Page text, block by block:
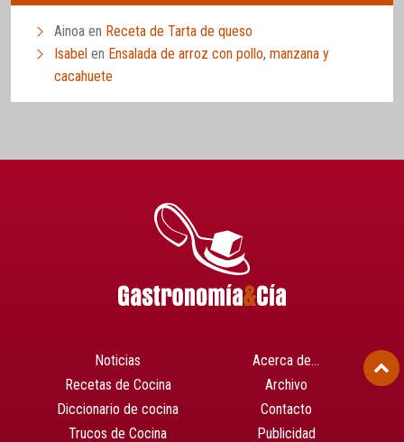
Ainoa en Receta de Tarta de queso
Isabel en Ensalada de arroz con pollo, manzana y
cacahuete
Noticias
Recetas de Cocina
Diccionario de cocina
Trucos de Cocina
Acerca de…
Archivo
Contacto
Publicidad